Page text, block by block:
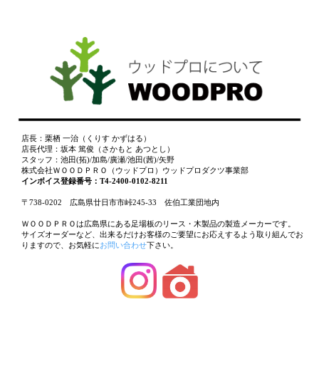
店長：栗栖 一治（くりす かずはる）
店長代理：坂本 篤俊（さかもと あつとし）
スタッフ：池田(拓)/加島/廣瀬/池田(茜)/矢野
株式会社ＷＯＯＤＰＲＯ（ウッドプロ）ウッドプロダクツ事業部
インボイス登録番号：T4-2400-0102-8211
〒738-0202 広島県廿日市市峠245-33 佐伯工業団地内
ＷＯＯＤＰＲＯは広島県にある足場板のリース・木製品の製造メーカーです。
サイズオーダーなど、出来るだけお客様のご要望にお応えするよう取り組んでお
りますので、お気軽にお問い合わせ下さい。